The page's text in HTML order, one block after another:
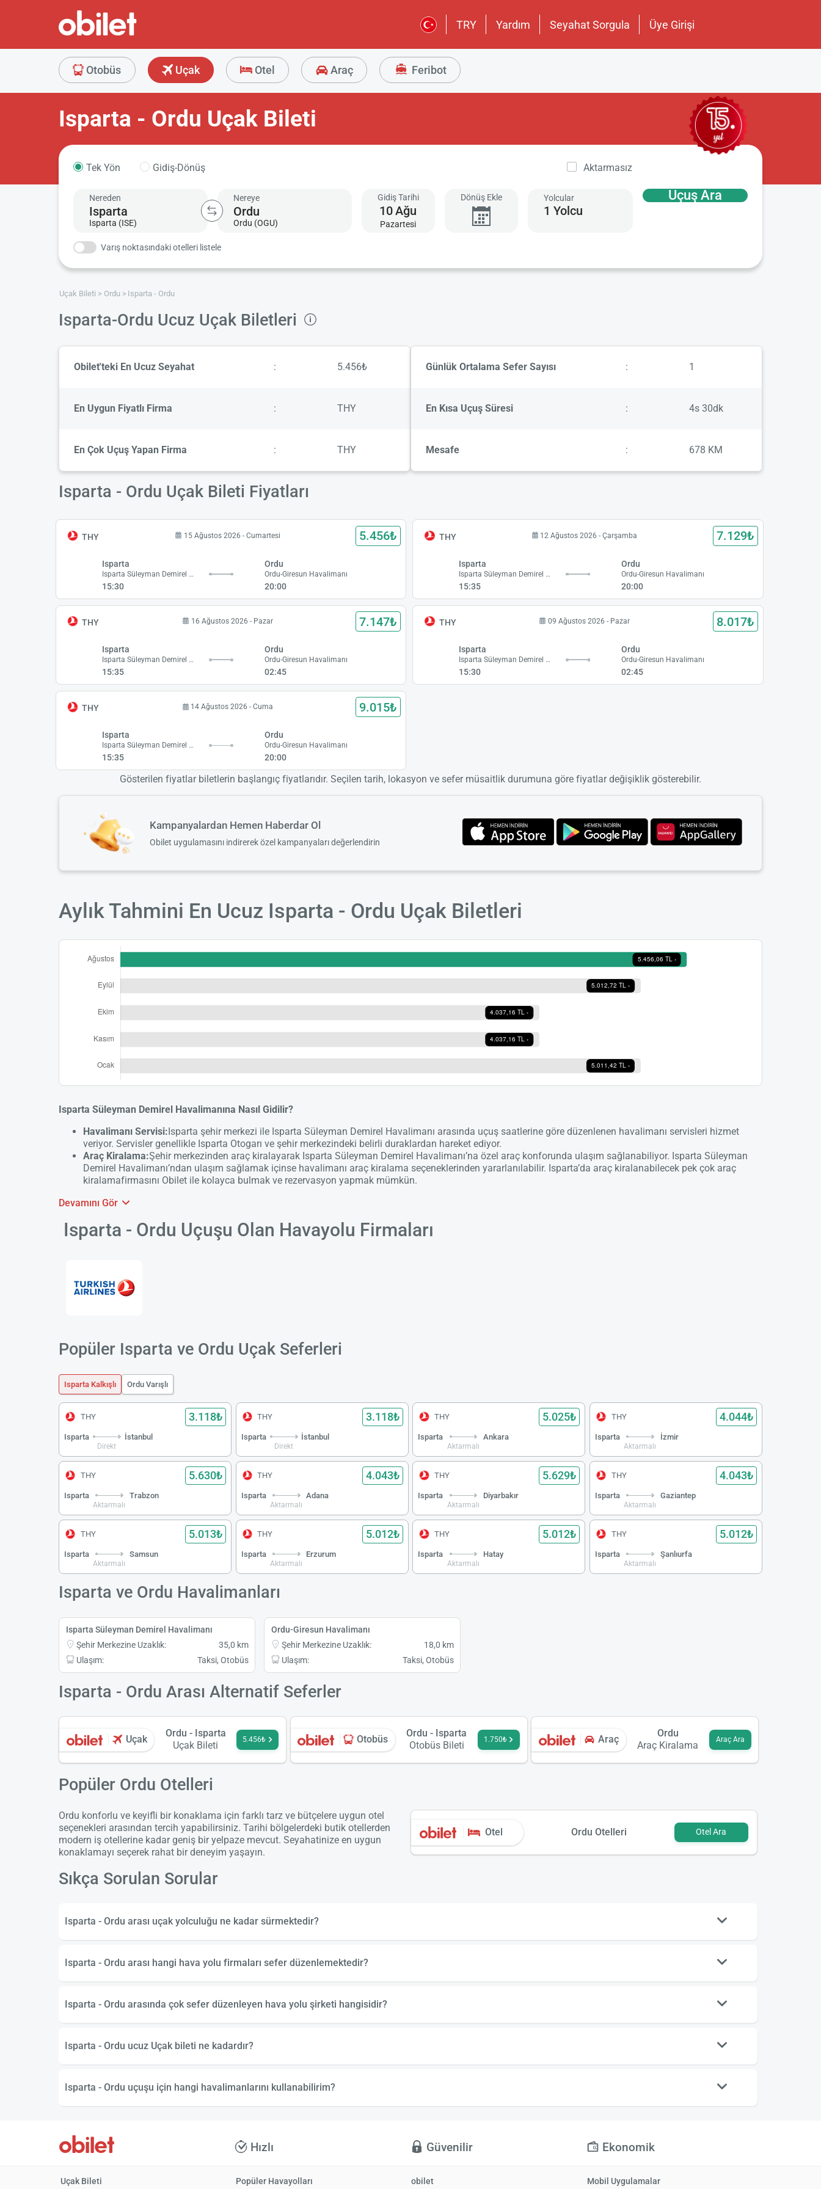
TRY Yardım Seyahat Sorgula Üye Girişi
Otobüs Uçak Otel Araç Feribot
Isparta - Ordu Uçak Bileti
Tek Yön Gidiş-Dönüş Aktarmasız
Nereden
Isparta (ISE)
Nereye
Ordu (OGU)
Gidiş Tarihi
10Ağu
Pazartesi
Dönüş Ekle Yolcular
1 Yolcu
Uçuş Ara
Varış noktasındaki otelleri listele
Uçak Bileti Ordu Isparta - Ordu
Isparta-Ordu Ucuz Uçak Biletleri
Obilet'teki En Ucuz Seyahat : 5.456₺
En Uygun Fiyatlı Firma : THY
En Çok Uçuş Yapan Firma : THY
Günlük Ortalama Sefer Sayısı : 1
En Kısa Uçuş Süresi : 4s 30dk
Mesafe : 678 KM
Isparta - Ordu Uçak Bileti Fiyatları
THY 15 Ağustos 2026 - Cumartesi 5.456₺
Isparta
Isparta Süleyman Demirel Havalimanı
15:30
Ordu
Ordu-Giresun Havalimanı
20:00
THY 12 Ağustos 2026 - Çarşamba 7.129₺
Isparta
Isparta Süleyman Demirel Havalimanı
15:35
Ordu
Ordu-Giresun Havalimanı
20:00
THY 16 Ağustos 2026 - Pazar 7.147₺
Isparta
Isparta Süleyman Demirel Havalimanı
15:35
Ordu
Ordu-Giresun Havalimanı
02:45
THY 09 Ağustos 2026 - Pazar 8.017₺
Isparta
Isparta Süleyman Demirel Havalimanı
15:30
Ordu
Ordu-Giresun Havalimanı
02:45
THY 14 Ağustos 2026 - Cuma 9.015₺
Isparta
Isparta Süleyman Demirel Havalimanı
15:35
Ordu
Ordu-Giresun Havalimanı
20:00
Gösterilen fiyatlar biletlerin başlangıç fiyatlarıdır. Seçilen tarih, lokasyon ve sefer müsaitlik durumuna göre fiyatlar değişiklik gösterebilir.
Kampanyalardan Hemen Haberdar Ol
Obilet uygulamasını indirerek özel kampanyaları değerlendirin
Aylık Tahmini En Ucuz Isparta - Ordu Uçak Biletleri
Isparta Süleyman Demirel Havalimanına Nasıl Gidilir?
Havalimanı Servisi:Isparta şehir merkezi ile Isparta Süleyman Demirel Havalimanı arasında uçuş saatlerine göre düzenlenen havalimanı servisleri hizmet
veriyor. Servisler genellikle Isparta Otogarı ve şehir merkezindeki belirli duraklardan hareket ediyor.
Araç Kiralama:Şehir merkezinden araç kiralayarak Isparta Süleyman Demirel Havalimanı’na özel araç konforunda ulaşım sağlanabiliyor. Isparta Süleyman
Demirel Havalimanı’ndan ulaşım sağlamak içinse havalimanı araç kiralama seçeneklerinden yararlanılabilir. Isparta’da araç kiralanabilecek pek çok araç
kiralamafirmasını Obilet ile kolayca bulmak ve rezervasyon yapmak mümkün.
Devamını Gör
Isparta - Ordu Uçuşu Olan Havayolu Firmaları
Popüler Isparta ve Ordu Uçak Seferleri
Isparta Kalkışlı Ordu Varışlı
THY 3.118₺
Isparta
Direkt
İstanbul
THY 3.118₺
Isparta
Direkt
İstanbul
THY 5.025₺
Isparta
Aktarmalı
Ankara
THY 4.044₺
Isparta
Aktarmalı
İzmir
THY 5.630₺
Isparta
Aktarmalı
Trabzon
THY 4.043₺
Isparta
Aktarmalı
Adana
THY 5.629₺
Isparta
Aktarmalı
Diyarbakır
THY 4.043₺
Isparta
Aktarmalı
Gaziantep
THY 5.013₺
Isparta
Aktarmalı
Samsun
THY 5.012₺
Isparta
Aktarmalı
Erzurum
THY 5.012₺
Isparta
Aktarmalı
Hatay
THY 5.012₺
Isparta
Aktarmalı
Şanlıurfa
Isparta ve Ordu Havalimanları
Isparta Süleyman Demirel Havalimanı
Şehir Merkezine Uzaklık:
35,0 km
Ulaşım:
Taksi, Otobüs
Ordu-Giresun Havalimanı
Şehir Merkezine Uzaklık:
18,0 km
Ulaşım:
Taksi, Otobüs
Isparta - Ordu Arası Alternatif Seferler
Uçak
Ordu - Isparta
Uçak Bileti
5.456₺ Otobüs
Ordu - Isparta
Otobüs Bileti
1.750₺ Araç
Ordu
Araç Kiralama
Araç Ara
Popüler Ordu Otelleri
Ordu konforlu ve keyifli bir konaklama için farklı tarz ve bütçelere uygun otel
seçenekleri arasından tercih yapabilirsiniz. Tarihi bölgelerdeki butik otellerden
modern iş otellerine kadar geniş bir yelpaze mevcut. Seyahatinize en uygun
konaklamayı seçerek rahat bir deneyim yaşayın.
Otel Ordu Otelleri Otel Ara
Sıkça Sorulan Sorular
Isparta - Ordu arası uçak yolculuğu ne kadar sürmektedir?
Isparta - Ordu arası hangi hava yolu firmaları sefer düzenlemektedir?
Isparta - Ordu arasında çok sefer düzenleyen hava yolu şirketi hangisidir?
Isparta - Ordu ucuz Uçak bileti ne kadardır?
Isparta - Ordu uçuşu için hangi havalimanlarını kullanabilirim?
Hızlı Güvenilir Ekonomik
Uçak Bileti Popüler Havayolları obilet Mobil Uygulamalar